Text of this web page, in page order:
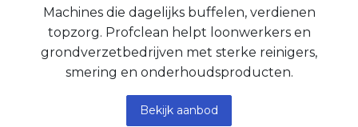
Machines die dagelijks buffelen, verdienen
topzorg. Profclean helpt loonwerkers en
grondverzetbedrijven met sterke reinigers,
smering en onderhoudsproducten.
Bekijk aanbod